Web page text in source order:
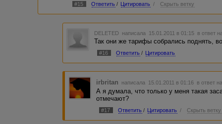
#15 Ответить / Цитировать / Скрыть ветку
DELETED написала 15.01.2011 в 01:15 в ответ
Так они же тарифы собрались поднять,
#16 Ответить / Цитировать
irbritan написала 15.01.2011 в 01:16 в ответ
А я думала, что только у меня такая
отмечают?
#17 Ответить / Цитировать / Скрыть ветку